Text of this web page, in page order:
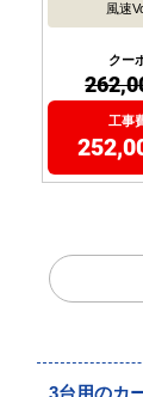
風速
クー
工事
3台用のカ